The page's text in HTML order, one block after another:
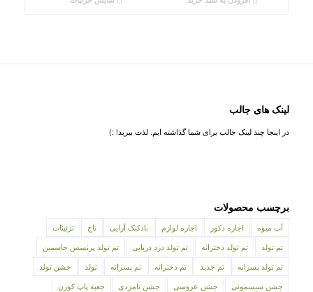
لینک های جالب
در اینجا چند لینک جالب برای شما گذاشته ایم. لذت ببرید! :)
برچسب محصولات
آب میوه اجاره دکور اجاره لوازم بادکنک آرایی تاج
تزئینات
تم تولد
تم تولد دخترانه تم تولد دزد دریایی
تم تولد پرنسس جاسمین
تم تولد پسرانه
تم جدید تم دخترانه تم پسرانه تولد
جشن تولد
جشن سیسمونی
جشن عروسی جشن نامزدی
جعبه پاپ کورن